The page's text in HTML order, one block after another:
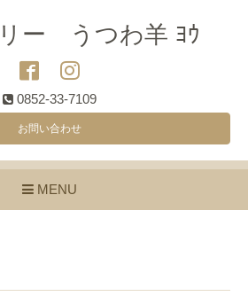
ー うつわ羊 ﾖｳ
0852-33-7109
お問い合わせ
MENU